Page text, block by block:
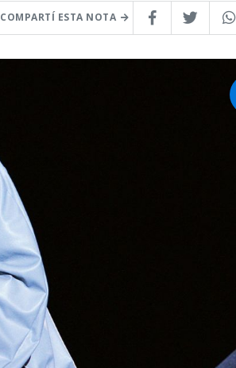
COMPARTÍ ESTA NOTA